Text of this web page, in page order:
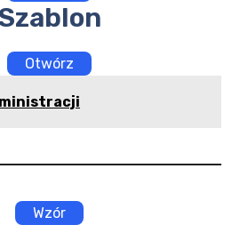
Otwórz
Wzór